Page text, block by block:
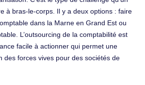
à bras-le-corps. Il y a deux options : faire
dans la Marne en Grand Est ou
L’outsourcing de la comptabilité est
facile à actionner qui permet une
des forces vives pour des sociétés de